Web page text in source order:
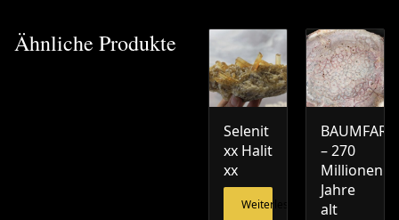
Ähnliche Produkte
Selenit
xx Halit
xx
Weiterlesen
BAUMFARN
– 270
Millionen
Jahre
alt